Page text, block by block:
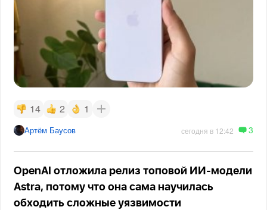
14 2 1
Артём Баусов сегодня в 12:42 3
OpenAI отложила релиз топовой ИИ-модели
Astra, потому что она сама научилась
обходить сложные уязвимости